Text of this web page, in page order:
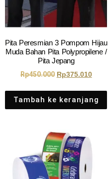
Pita Peresmian 3 Pompom Hijau
Muda Bahan Pita Polypropilene /
Pita Jepang
Rp450.000 Rp375.010
Tambah ke keranjang